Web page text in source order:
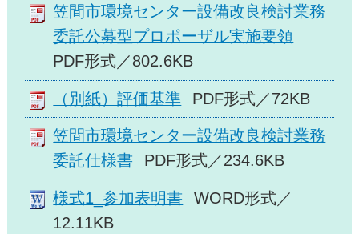
笠間市環境センター設備改良検討業務
委託公募型プロポーザル実施要領
PDF形式／802.6KB
（別紙）評価基準 PDF形式／72KB
笠間市環境センター設備改良検討業務
委託仕様書
PDF形式／234.6KB
様式1_参加表明書
WORD形式／
12.11KB